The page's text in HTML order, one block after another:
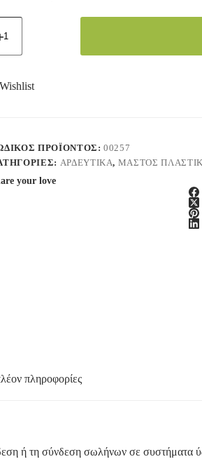
ΠΡΟΪΌΝΤΟΣ:00257
ΑΡΔΕΥΤΙΚΑ, ΜΑΣΤΟΣ
your love
πληροφορίες
ή τη σύνδεση σωλήνων σε συστήματα